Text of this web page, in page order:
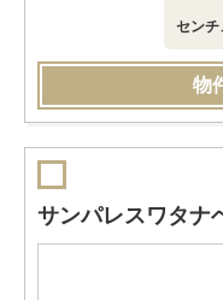
センチ
物
サンパレスワタナ